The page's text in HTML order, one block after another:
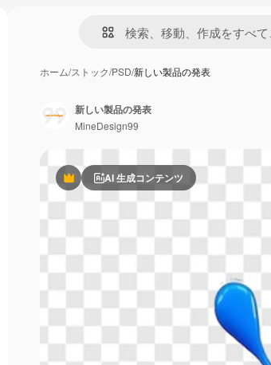
ホーム/ストック/PSD/新しい製品の発表
PremiumAI 生成コンテンツ
新しい製品の発表
MineDesign99